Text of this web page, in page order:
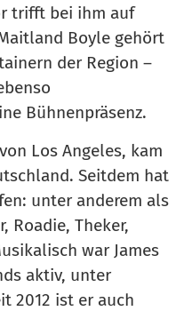
trifft bei ihm auf
Boyle gehört
der Region –
Bühnenpräsenz.
Los Angeles, kam
Seitdem hat
unter anderem als
Roadie, Theker,
war James
aktiv, unter
2012 ist er auch